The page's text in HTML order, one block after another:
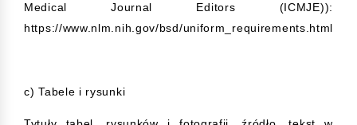
Medical Journal Editors (ICMJE)):
https://www.nlm.nih.gov/bsd/uniform_requirements.html
c) Tabele i rysunki